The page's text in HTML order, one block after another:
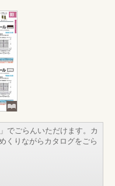
でごらんいただけます。カ
くりながらカタログをごら